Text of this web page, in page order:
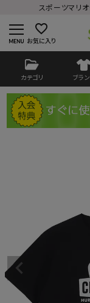
スポーツマリ
favorite_border
お気に入り
カテゴリ ブラ